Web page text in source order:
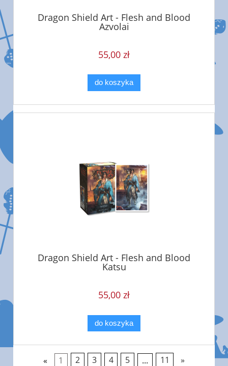
Dragon Shield Art - Flesh and Blood
Azvolai
55,00 zł
do koszyka
Dragon Shield Art - Flesh and Blood
Katsu
55,00 zł
do koszyka
« 1 2 3 4 5 ... 11 »